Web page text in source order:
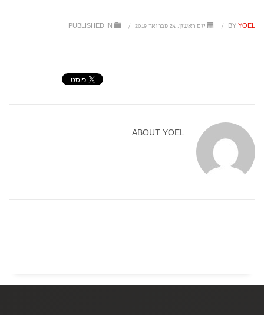
BY YOEL
/ יום ראשון, 24 פברואר 2019 /
ABOUT YOEL